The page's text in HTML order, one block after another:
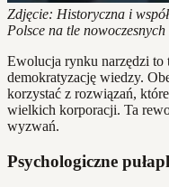
Zdjęcie: Historyczna i
Polsce na tle nowoczesnych
Ewolucja rynku narzędzi to
demokratyzację wiedzy.
korzystać z rozwiązań,
wielkich korporacji. Ta
wyzwań.
Psychologiczne